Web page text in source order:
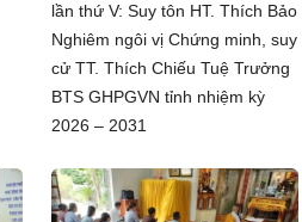
lần thứ V: Suy tôn HT. Thích Bảo
Nghiêm ngôi vị Chứng minh, suy
cử TT. Thích Chiếu Tuệ Trưởng
BTS GHPGVN tỉnh nhiệm kỳ
2026 – 2031